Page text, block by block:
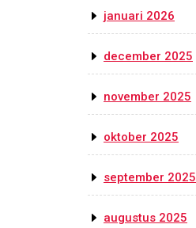
januari 2026
december 2025
november 2025
oktober 2025
september 2025
augustus 2025